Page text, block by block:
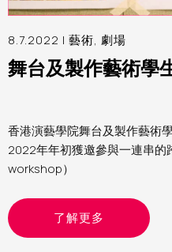
8.7.2022 | 藝術, 劇場
舞台及製作藝術學
香港演藝學院舞台及製作藝術
2022年年初獲邀參與一連串
workshop）
了解更多